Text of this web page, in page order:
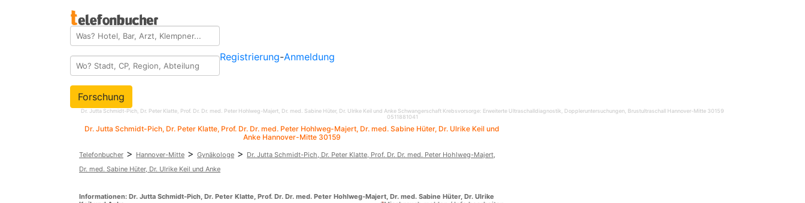
Forschung
Registrierung-Anmeldung
Dr. Jutta Schmidt-Pich, Dr. Peter Klatte, Prof. Dr. Dr. med. Peter Hohlweg-Majert, Dr. med. Sabine Hüter, Dr. Ulrike Keil und Anke Schwangerschaft Krebsvorsorge: Erweiterte Ultraschalldiagnostik, Doppleruntersuchungen, Brustultraschall Hannover-Mitte 30159
0511881041
Dr. Jutta Schmidt-Pich, Dr. Peter Klatte, Prof. Dr. Dr. med. Peter Hohlweg-Majert, Dr. med. Sabine Hüter, Dr. Ulrike Keil und
Anke Hannover-Mitte 30159
Telefonbucher > Hannover-Mitte > Gynäkologe > Dr. Jutta Schmidt-Pich, Dr. Peter Klatte, Prof. Dr. Dr. med. Peter Hohlweg-Majert,
Dr. med. Sabine Hüter, Dr. Ulrike Keil und Anke
Informationen: Dr. Jutta Schmidt-Pich, Dr. Peter Klatte, Prof. Dr. Dr. med. Peter Hohlweg-Majert, Dr. med. Sabine Hüter, Dr. Ulrike